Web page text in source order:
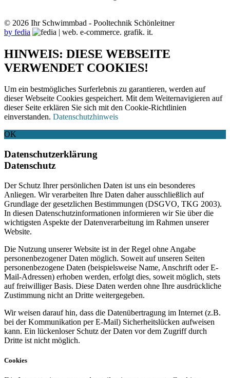
© 2026 Ihr Schwimmbad - Pooltechnik Schönleitner
by fedia
HINWEIS: DIESE WEBSEITE
VERWENDET COOKIES!
Um ein bestmögliches Surferlebnis zu garantieren, werden auf
dieser Webseite Cookies gespeichert. Mit dem Weiternavigieren auf
dieser Seite erklären Sie sich mit den Cookie-Richtlinien
einverstanden. Datenschutzhinweis
OK
Datenschutzerklärung
Datenschutz
Der Schutz Ihrer persönlichen Daten ist uns ein besonderes
Anliegen. Wir verarbeiten Ihre Daten daher ausschließlich auf
Grundlage der gesetzlichen Bestimmungen (DSGVO, TKG 2003).
In diesen Datenschutzinformationen informieren wir Sie über die
wichtigsten Aspekte der Datenverarbeitung im Rahmen unserer
Website.
Die Nutzung unserer Website ist in der Regel ohne Angabe
personenbezogener Daten möglich. Soweit auf unseren Seiten
personenbezogene Daten (beispielsweise Name, Anschrift oder E-
Mail-Adressen) erhoben werden, erfolgt dies, soweit möglich, stets
auf freiwilliger Basis. Diese Daten werden ohne Ihre ausdrückliche
Zustimmung nicht an Dritte weitergegeben.
Wir weisen darauf hin, dass die Datenübertragung im Internet (z.B.
bei der Kommunikation per E-Mail) Sicherheitslücken aufweisen
kann. Ein lückenloser Schutz der Daten vor dem Zugriff durch
Dritte ist nicht möglich.
Cookies